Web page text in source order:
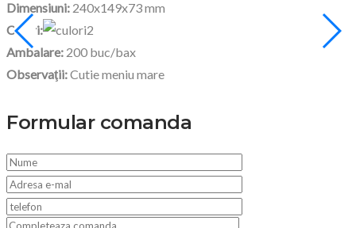
Dimensiuni: 240x149x73 mm
Culori:
Ambalare: 200 buc/bax
Observaţii:Cutie meniu mare
Formular comanda